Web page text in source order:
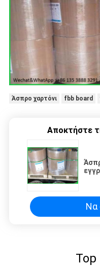
Άσπρο χαρτόνι fbb board
Αποκτήστε
Να
Top